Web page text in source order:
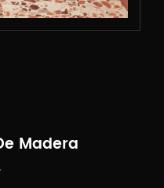
Madera